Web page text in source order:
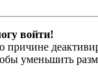
войти!
уменьшить